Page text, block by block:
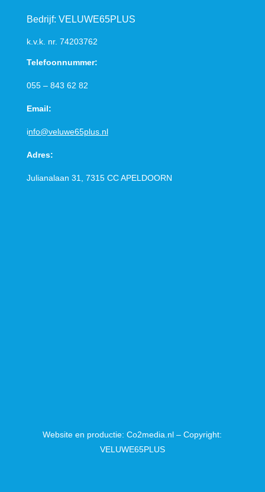
Bedrijf: VELUWE65PLUS
k.v.k. nr. 74203762
Telefoonnummer:
055 – 843 62 82
Email:
info@veluwe65plus.nl
Adres:
Julianalaan 31, 7315 CCAPELDOORN
Website en productie: Co2media.nl – Copyright:
VELUWE65PLUS